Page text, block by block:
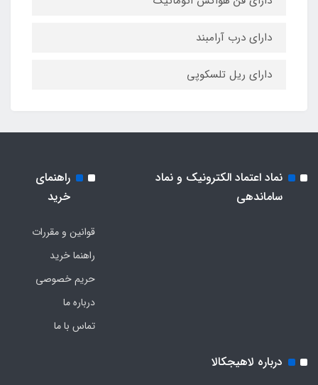
دارای درب آرامبند
دارای ریل تلسکوپی
نماد اعتماد الکترونیک و نماد
ساماندهی
راهنمای
خرید
قوانین و مقررات
راهنما خرید
حریم خصوصی
درباره ما
تماس با ما
درباره لاهیجکالا